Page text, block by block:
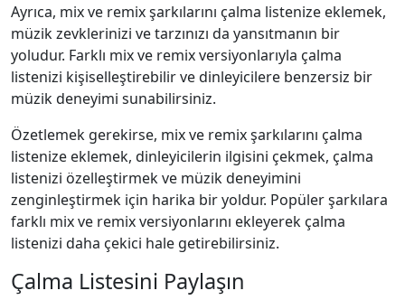
Ayrıca, mix ve remix şarkılarını çalma listenize eklemek,
müzik zevklerinizi ve tarzınızı da yansıtmanın bir
yoludur. Farklı mix ve remix versiyonlarıyla çalma
listenizi kişiselleştirebilir ve dinleyicilere benzersiz bir
müzik deneyimi sunabilirsiniz.
Özetlemek gerekirse, mix ve remix şarkılarını çalma
listenize eklemek, dinleyicilerin ilgisini çekmek, çalma
listenizi özelleştirmek ve müzik deneyimini
zenginleştirmek için harika bir yoldur. Popüler şarkılara
farklı mix ve remix versiyonlarını ekleyerek çalma
listenizi daha çekici hale getirebilirsiniz.
Çalma Listesini Paylaşın